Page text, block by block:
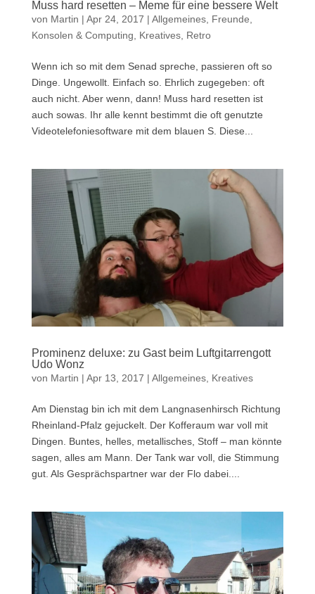
Muss hard resetten – Meme für eine bessere Welt
von Martin | Apr 24, 2017 | Allgemeines, Freunde,
Konsolen & Computing, Kreatives, Retro
Wenn ich so mit dem Senad spreche, passieren oft so
Dinge. Ungewollt. Einfach so. Ehrlich zugegeben: oft
auch nicht. Aber wenn, dann! Muss hard resetten ist
auch sowas. Ihr alle kennt bestimmt die oft genutzte
Videotelefoniesoftware mit dem blauen S. Diese...
Prominenz deluxe: zu Gast beim Luftgitarrengott
Udo Wonz
von Martin | Apr 13, 2017 | Allgemeines, Kreatives
Am Dienstag bin ich mit dem Langnasenhirsch Richtung
Rheinland-Pfalz gejuckelt. Der Kofferaum war voll mit
Dingen. Buntes, helles, metallisches, Stoff – man könnte
sagen, alles am Mann. Der Tank war voll, die Stimmung
gut. Als Gesprächspartner war der Flo dabei....